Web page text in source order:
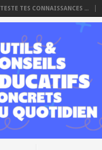
TESTE TES CONNAISSANCES ...